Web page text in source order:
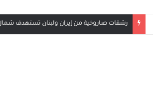
بث مباشر مباراة الأردن والإمارات في كأس العرب 2025